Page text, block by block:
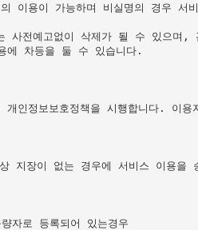
이용이 가능하며 비실명의 경우 서
전예고없이 삭제가 될 수 있으며,
에 차등을 둘 수 있습니다.
인정보보호정책을 시행합니다.
지장이 없는 경우에 서비스 이용을
자로 등록되어 있는경우